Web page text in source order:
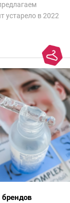
устарело в 2022